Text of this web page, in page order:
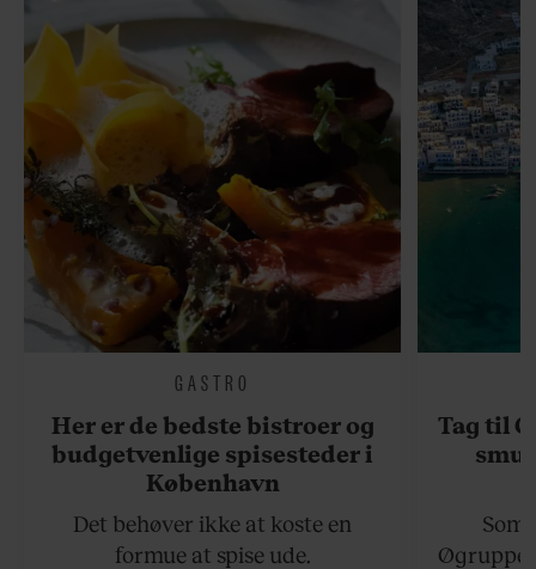
GASTRO
Her er de bedste bistroer og
budgetvenlige spisesteder i
København
Det behøver ikke at koste en
formue at spise ude.
Tag til